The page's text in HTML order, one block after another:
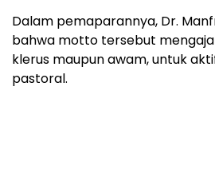
Dalam pemaparannya, Dr.
bahwa motto tersebut
klerus maupun awam, untuk
pastoral.